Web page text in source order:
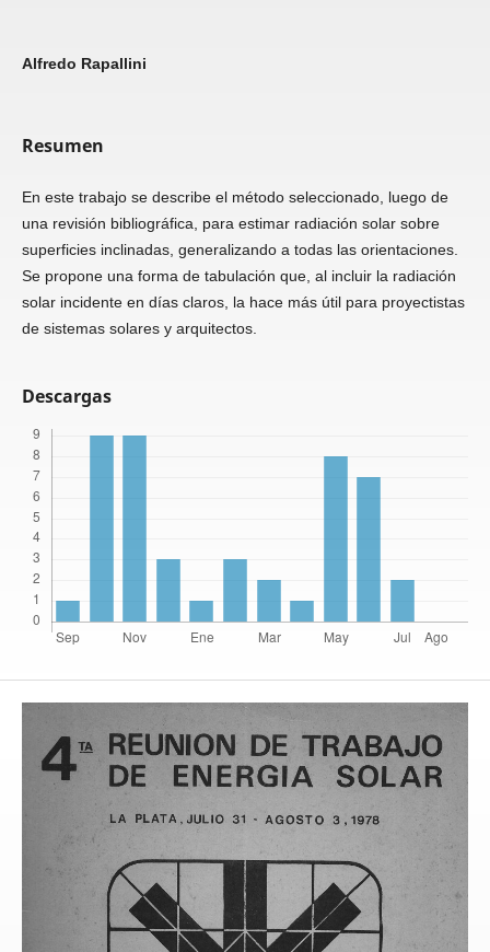
Alfredo Rapallini
Resumen
En este trabajo se describe el método seleccionado, luego de
una revisión bibliográfica, para estimar radiación solar sobre
superficies inclinadas, generalizando a todas las orientaciones.
Se propone una forma de tabulación que, al incluir la radiación
solar incidente en días claros, la hace más útil para proyectistas
de sistemas solares y arquitectos.
Descargas